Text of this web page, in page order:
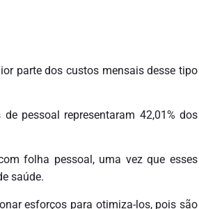
parte dos custos mensais desse tipo
pessoal representaram 42,01% dos
folha pessoal, uma vez que esses
saúde.
esforços para otimiza-los, pois são